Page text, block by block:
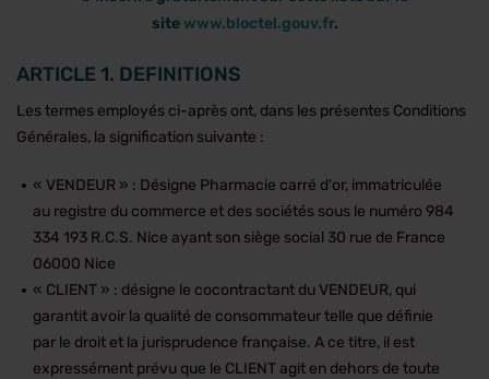
sitewww.bloctel.gouv.fr.
ARTICLE 1. DEFINITIONS
Les termes employés ci-après ont, dans les présentes Conditions
Générales, la signification suivante :
« VENDEUR » : Désigne Pharmacie carré d'or, immatriculée
au registre du commerce et des sociétés sous le numéro 984
334 193 R.C.S. Nice ayant son siège social 30 rue de France
06000 Nice
« CLIENT » : désigne le cocontractant du VENDEUR, qui
garantit avoir la qualité de consommateur telle que définie
par le droit et la jurisprudence française. A ce titre, il est
expressément prévu que le CLIENT agit en dehors de toute